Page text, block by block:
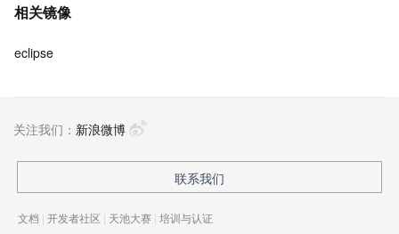
相关镜像
eclipse
关注我们： 新浪微博
联系我们
文档 | 开发者社区 | 天池大赛 | 培训与认证